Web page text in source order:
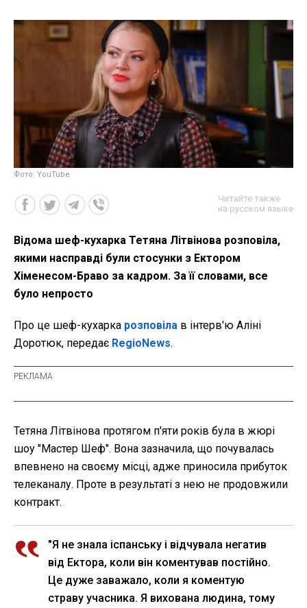
Фото: YouTube
Читайте также
на русском языке
Відома шеф-кухарка Тетяна Літвінова розповіла,
якими насправді були стосунки з Ектором
Хіменесом-Браво за кадром. За її словами, все
було непросто
Про це шеф-кухарка розповіла в інтерв'ю Аліні
Доротюк, передає RegioNews.
Тетяна Літвінова протягом п'яти років була в жюрі
шоу "Мастер Шеф". Вона зазначила, що почувалась
впевнено на своєму місці, адже приносила прибуток
телеканалу. Проте в результаті з нею не продовжили
контракт.
"Я не знала іспанську і відчувала негатив
від Ектора, коли він коментував постійно.
Це дуже заважало, коли я коментую
страву учасника. Я вихована людина, тому